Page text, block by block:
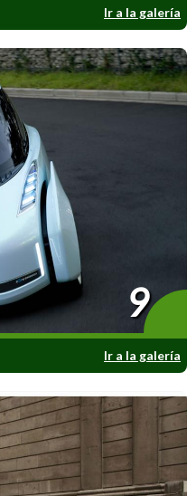
Ir a la galería
Ir a la galería
9